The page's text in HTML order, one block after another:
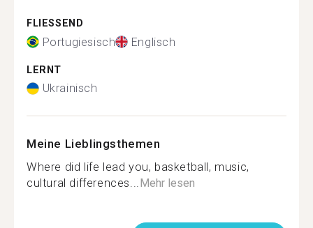
FLIESSEND
Portugiesisch Englisch
LERNT
Ukrainisch
Meine Lieblingsthemen
Where did life lead you, basketball, music,
cultural differences...Mehr lesen